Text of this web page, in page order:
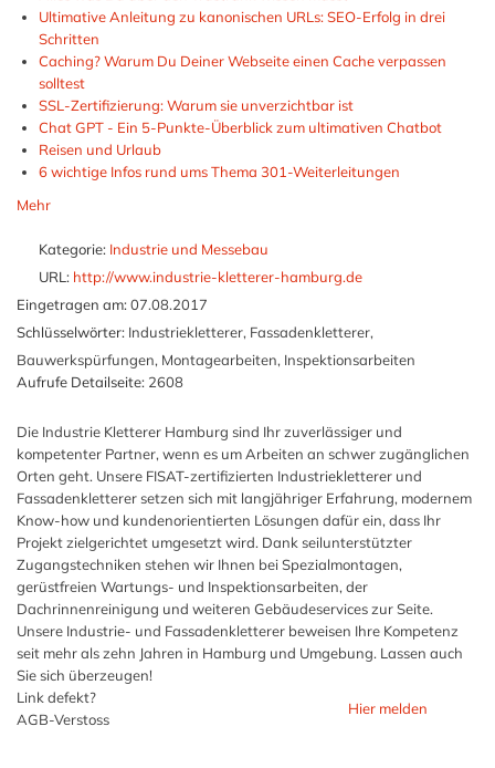
Ultimative Anleitung zu kanonischen URLs: SEO-Erfolg in drei
Schritten
Caching? Warum Du Deiner Webseite einen Cache verpassen
solltest
SSL-Zertifizierung: Warum sie unverzichtbar ist
Chat GPT - Ein 5-Punkte-Überblick zum ultimativen Chatbot
Reisen und Urlaub
6 wichtige Infos rund ums Thema 301-Weiterleitungen
Mehr
Kategorie: Industrie und Messebau
URL: http://www.industrie-kletterer-hamburg.de
Eingetragen am: 07.08.2017
Schlüsselwörter: Industriekletterer, Fassadenkletterer,
Bauwerkspürfungen, Montagearbeiten, Inspektionsarbeiten
Aufrufe Detailseite: 2608
Die Industrie Kletterer Hamburg sind Ihr zuverlässiger und
kompetenter Partner, wenn es um Arbeiten an schwer zugänglichen
Orten geht. Unsere FISAT-zertifizierten Industriekletterer und
Fassadenkletterer setzen sich mit langjähriger Erfahrung, modernem
Know-how und kundenorientierten Lösungen dafür ein, dass Ihr
Projekt zielgerichtet umgesetzt wird. Dank seilunterstützter
Zugangstechniken stehen wir Ihnen bei Spezialmontagen,
gerüstfreien Wartungs- und Inspektionsarbeiten, der
Dachrinnenreinigung und weiteren Gebäudeservices zur Seite.
Unsere Industrie- und Fassadenkletterer beweisen Ihre Kompetenz
seit mehr als zehn Jahren in Hamburg und Umgebung. Lassen auch
Sie sich überzeugen!
Link defekt?
AGB-Verstoss
Hier melden